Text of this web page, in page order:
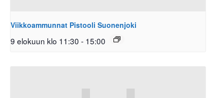
Viikkoammunnat Pistooli Suonenjoki
9 elokuun klo 11:30 - 15:00